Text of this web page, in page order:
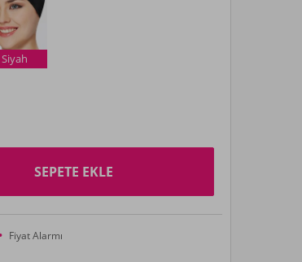
Siyah
SEPETE EKLE
Fiyat Alarmı